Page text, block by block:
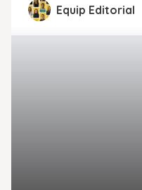
Equip Editorial